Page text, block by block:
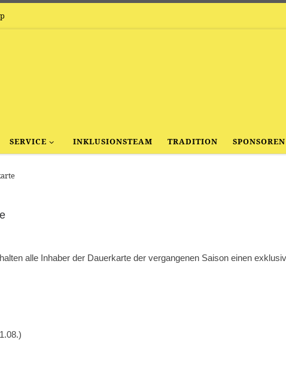
SERVICE INKLUSIONSTEAM TRADITION
alle Inhaber der Dauerkarte der vergangenen Saison einen